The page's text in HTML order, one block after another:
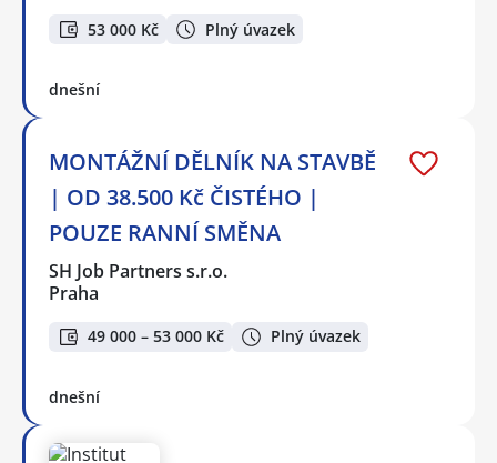
53 000 Kč Plný úvazek
dnešní
MONTÁŽNÍ DĚLNÍK NA STAVBĚ
| OD 38.500 Kč ČISTÉHO |
POUZE RANNÍ SMĚNA
SH Job Partners s.r.o.
Praha
49 000 – 53 000 Kč Plný úvazek
dnešní